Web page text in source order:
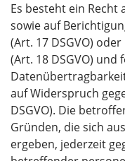
Es besteht ein Recht
sowie auf
(Art. 17 DSGVO)
(Art. 18 DSGVO) und
auf Widerspruch
DSGVO). Die
Gründen, die sich
ergeben, jederzeit